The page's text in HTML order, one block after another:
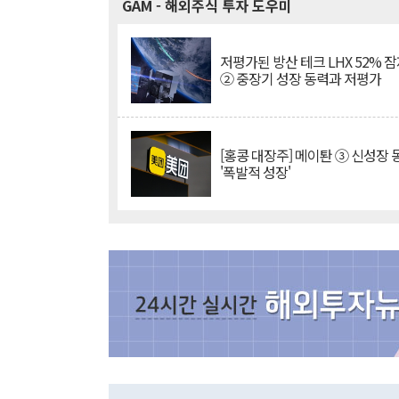
GAM - 해외주식 투자 도우미
저평가된 방산 테크 LHX 52%
② 중장기 성장 동력과 저평가
[홍콩 대장주] 메이퇀 ③ 신성장
'폭발적 성장'